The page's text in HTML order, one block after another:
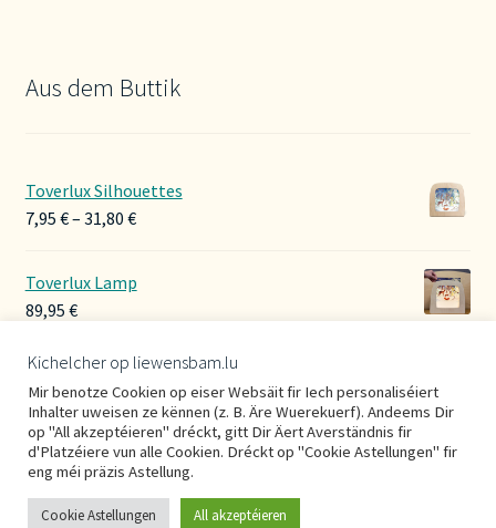
Aus dem Buttik
Toverlux Silhouettes
7,95 €– 31,80 €Preisspanne:
Toverlux Lamp
89,95 €
Hoerbänner Wollwalk
29,00€
Kichelcher op liewensbam.lu
Mir benotze Cookien op eiser Websäit fir Iech personaliséiert
Inhalter uweisen ze kënnen (z. B. Äre Wuerekuerf). Andeems Dir
op "All akzeptéieren" dréckt, gitt Dir Äert Averständnis fir
d'Platzéiere vun alle Cookien. Dréckt op "Cookie Astellungen" fir
eng méi präzis Astellung.
Cookie Astellungen All akzeptéieren